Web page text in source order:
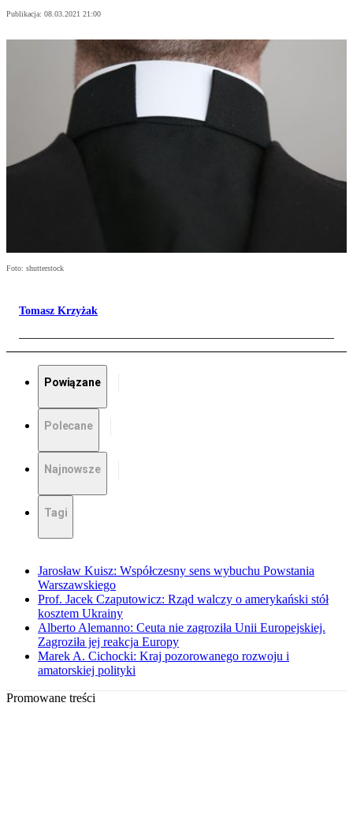
Publikacja: 08.03.2021 21:00
Foto: shutterstock
Tomasz Krzyżak
Powiązane
Polecane
Najnowsze
Tagi
Jarosław Kuisz: Współczesny sens wybuchu Powstania
Warszawskiego
Prof. Jacek Czaputowicz: Rząd walczy o amerykański stół
kosztem Ukrainy
Alberto Alemanno: Ceuta nie zagroziła Unii Europejskiej.
Zagroziła jej reakcja Europy
Marek A. Cichocki: Kraj pozorowanego rozwoju i
amatorskiej polityki
Promowane treści